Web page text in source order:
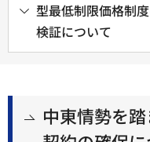
型最低制限価格制
検証について
中東情勢を